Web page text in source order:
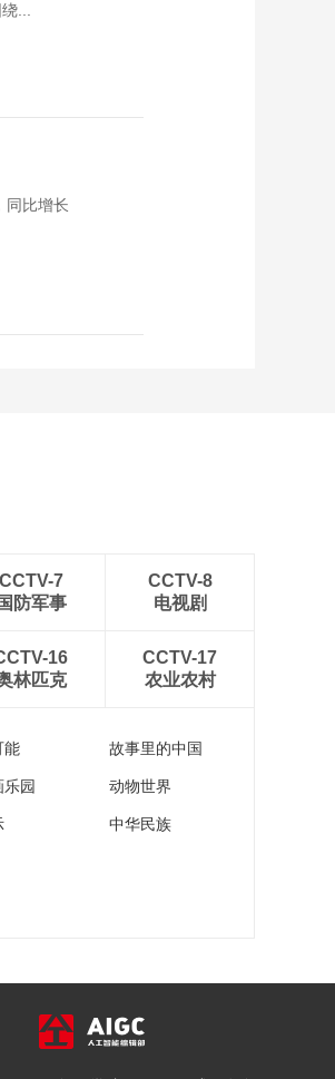
...
同比增长
CCTV-7
国防军事
CCTV-8
电视剧
16
林匹克
CCTV-17
农业农村
能 故事里的中国
园 动物世界
中华民族